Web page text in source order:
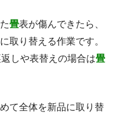
畳表が傷んできたら、
取り替える作業です。
しや表替えの場合は畳
て全体を新品に取り替